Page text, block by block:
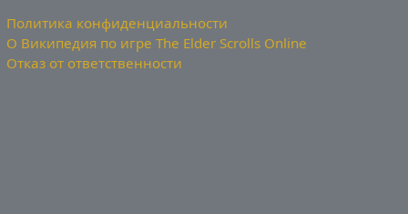
Политика конфиденциальности
О Википедия по игре The Elder Scrolls Online
Отказ от ответственности